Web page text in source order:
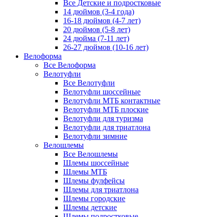
Все Детские и подростковые
14 дюймов (3-4 года)
16-18 дюймов (4-7 лет)
20 дюймов (5-8 лет)
24 дюйма (7-11 лет)
26-27 дюймов (10-16 лет)
Велоформа
Все Велоформа
Велотуфли
Все Велотуфли
Велотуфли шоссейные
Велотуфли МТБ контактные
Велотуфли МТБ плоские
Велотуфли для туризма
Велотуфли для триатлона
Велотуфли зимние
Велошлемы
Все Велошлемы
Шлемы шоссейные
Шлемы МТБ
Шлемы фулфейсы
Шлемы для триатлона
Шлемы городские
Шлемы детские